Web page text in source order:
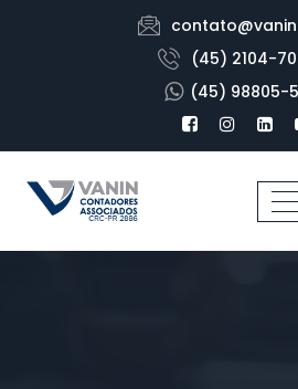
(45) 2104-
(45) 98805-